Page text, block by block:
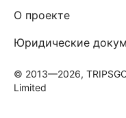
О проекте
Юридические
© 2013—2026,
Limited